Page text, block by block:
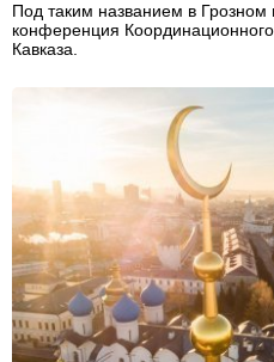
Под таким названием в
конференция
Кавказа.